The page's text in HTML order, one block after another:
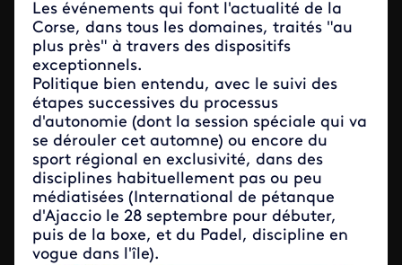
Les événements qui font l'actualité de la
Corse, dans tous les domaines, traités "au
plus près" à travers des dispositifs
exceptionnels.
Politique bien entendu, avec le suivi des
étapes successives du processus
d'autonomie (dont la session spéciale qui va
se dérouler cet automne) ou encore du
sport régional en exclusivité, dans des
disciplines habituellement pas ou peu
médiatisées (International de pétanque
d'Ajaccio le 28 septembre pour débuter,
puis de la boxe, et du Padel, discipline en
vogue dans l'île).